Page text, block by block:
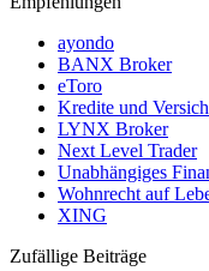
ayondo
BANX Broker
eToro
Kredite und
LYNX Broker
Next Level Trader
Unabhängiges
Wohnrecht auf
XING
Zufällige Beiträge